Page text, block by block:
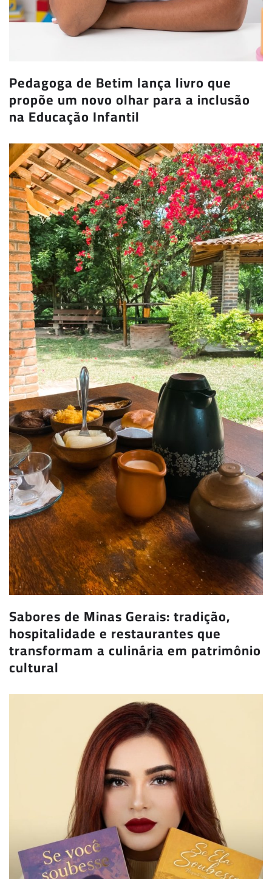
Pedagoga de Betim lança livro que
propõe um novo olhar para a inclusão
na Educação Infantil
Sabores de Minas Gerais: tradição,
hospitalidade e restaurantes que
transformam a culinária em patrimônio
cultural